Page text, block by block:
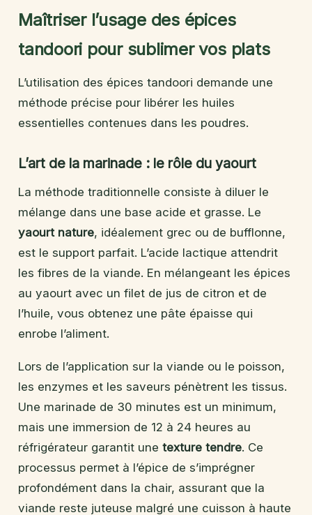
Maîtriser l’usage des épices
tandoori pour sublimer vos plats
L’utilisation des épices tandoori demande une
méthode précise pour libérer les huiles
essentielles contenues dans les poudres.
L’art de la marinade : le rôle du yaourt
La méthode traditionnelle consiste à diluer le
mélange dans une base acide et grasse. Le
yaourt nature, idéalement grec ou de bufflonne,
est le support parfait. L’acide lactique attendrit
les fibres de la viande. En mélangeant les épices
au yaourt avec un filet de jus de citron et de
l’huile, vous obtenez une pâte épaisse qui
enrobe l’aliment.
Lors de l’application sur la viande ou le poisson,
les enzymes et les saveurs pénètrent les tissus.
Une marinade de 30 minutes est un minimum,
mais une immersion de 12 à 24 heures au
réfrigérateur garantit une texture tendre. Ce
processus permet à l’épice de s’imprégner
profondément dans la chair, assurant que la
viande reste juteuse malgré une cuisson à haute